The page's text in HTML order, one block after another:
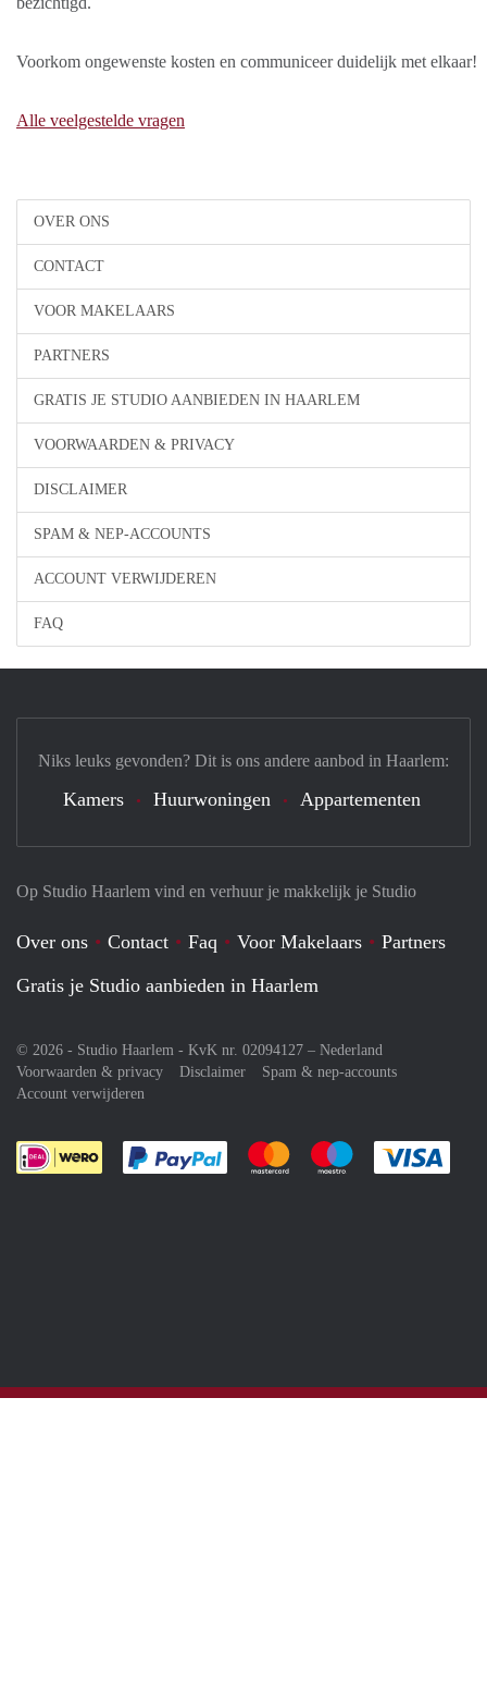
OVER ONS
CONTACT
VOOR MAKELAARS
PARTNERS
GRATIS JE STUDIO AANBIEDEN IN HAARLEM
VOORWAARDEN & PRIVACY
DISCLAIMER
SPAM & NEP-ACCOUNTS
ACCOUNT VERWIJDEREN
FAQ
Voorkom ongewenste kosten en communiceer duidelijk met elkaar!
Alle veelgestelde vragen
Op Studio Haarlem vind en verhuur je makkelijk je Studio
Over ons Contact Faq Voor Makelaars
Partners
Gratis je Studio aanbieden in Haarlem
© 2026 - Studio Haarlem - KvK nr. 02094127 – Nederland
Voorwaarden & privacy
Disclaimer
Spam & nep-accounts
Account verwijderen
Je rekent gemakkelijk af met Paypal
Je rekent gemakkelijk af met
Je rekent
Niks leuks gevonden? Dit is ons andere aanbod in Haarlem:
Kamers Huurwoningen Appartementen